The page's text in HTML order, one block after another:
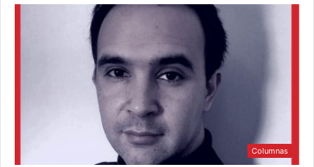
Columnas